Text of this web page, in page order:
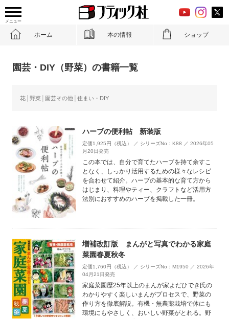
メニュー
ホーム 本の情報 ショップ
園芸・DIY（野菜）の書籍一覧
花 野菜 園芸その他 住まい・DIY
ハーブの便利帖 新装版
定価1,925円（税込） ／ シリーズNo：K88 ／ 2026年05
月20日発売
この本では、自分で育てたハーブを持て余すこ
となく、しっかり活用するための様々なレシピ
を合わせて紹介。ハーブの基本的な育て方から
はじまり、料理やティー、クラフトなど活用方
法別におすすめのハーブを掲載した一冊。
増補改訂版 まんがと写真でわかる家庭
菜園春夏秋冬
定価1,760円（税込） ／ シリーズNo：M1950 ／ 2026年
04月21日発売
家庭菜園歴25年以上のまんが家よだひでき氏の
わかりやすく楽しいまんがプロセスで、野菜の
作り方を徹底解説。有機・無農薬栽培で体にも
環境にもやさしく、おいしい野菜がとれる。野